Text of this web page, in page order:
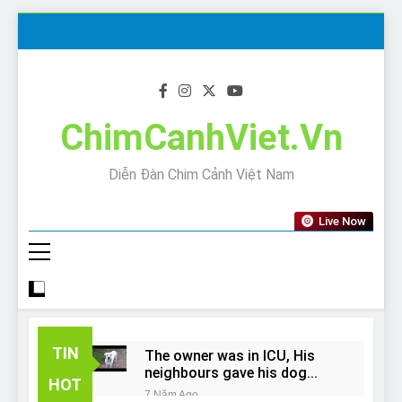
ChimCanhViet.Vn
Diễn Đàn Chim Cảnh Việt Nam
Live Now
TIN
HOT
The owner was in ICU, His
neighbours gave his dog
away!
7 Năm Ago